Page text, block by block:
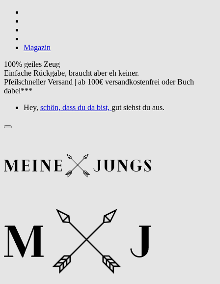
Magazin
100% geiles Zeug
Einfache Rückgabe, braucht aber eh keiner.
Pfeilschneller Versand | ab 100€ versandkostenfrei oder Buch
dabei***
Hey, schön, dass du da bist, gut siehst du aus.